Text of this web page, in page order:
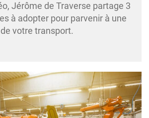
Jérôme de Traverse partage 3
à adopter pour parvenir à une
votre transport.